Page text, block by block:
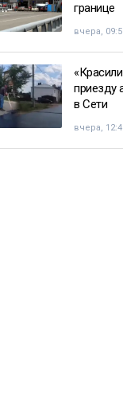
границе
вчера,
приезду
в Сети
вчера,